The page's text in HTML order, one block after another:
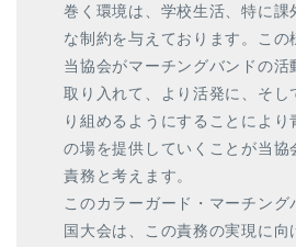
巻く環境は、学校生活、特に課
な制約を与えております。この
当協会がマーチングバンドの活
取り入れて、より活発に、そし
り組めるようにすることにより
の場を提供していくことが当協
責務と考えます。
このカラーガード・マーチング
国大会は、この責務の実現に向